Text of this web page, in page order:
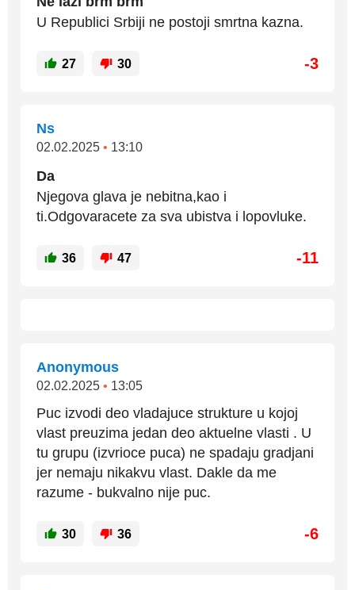
U Republici Srbiji ne postoji smrtna kazna.
27 30 -3
Ns
02.02.2025 • 13:10
Da
Njegova glava je nebitna,kao i
ti.Odgovaracete za sva ubistva i lopovluke.
36 47 -11
Anonymous
02.02.2025 • 13:05
Puc izvodi deo vladajuce strukture u kojoj
vlast preuzima jedan deo aktuelne vlasti . U
tu grupu (izvrioce puca) ne spadaju gradjani
jer nemaju nikakvu vlast. Dakle da me
razume - bukvalno nije puc.
30 36 -6